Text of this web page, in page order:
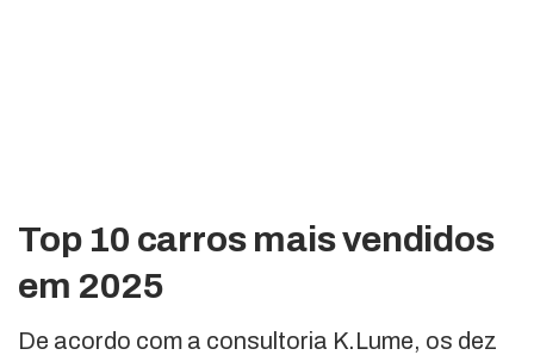
Top 10 carros mais vendidos
em 2025
De acordo com a consultoria K.Lume, os dez